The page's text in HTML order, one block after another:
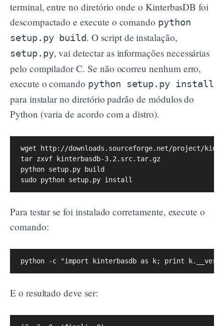
terminal, entre no diretório onde o KinterbasDB foi
descompactado e execute o comando python
setup.py build. O script de instalação,
setup.py, vai detectar as informações necessárias
pelo compilador C. Se não ocorreu nenhum erro,
execute o comando python setup.py install
para instalar no diretório padrão de módulos do
Python (varia de acordo com a distro).
wget http://downloads.sourceforge.net/project/
tar zxvf kinterbasdb-3.2.src.tar.gz
python setup.py build
Para testar se foi instalado corretamente, execute o
comando:
E o resultado deve ser: